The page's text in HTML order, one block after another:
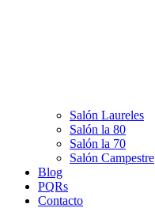
Salón Laureles
Salón la 80
Salón la 70
Salón Campestre
Blog
PQRs
Contacto